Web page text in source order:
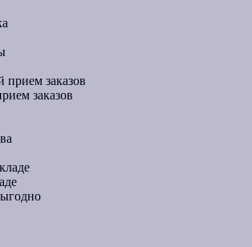
заказов